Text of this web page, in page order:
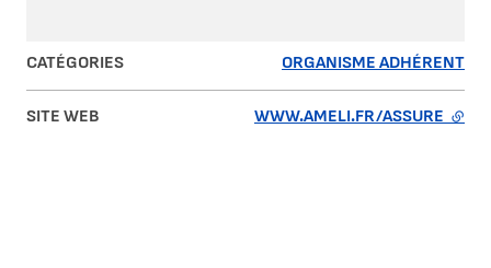
CATÉGORIES ORGANISME ADHÉRENT
SITE WEB WWW.AMELI.FR/ASSURE -